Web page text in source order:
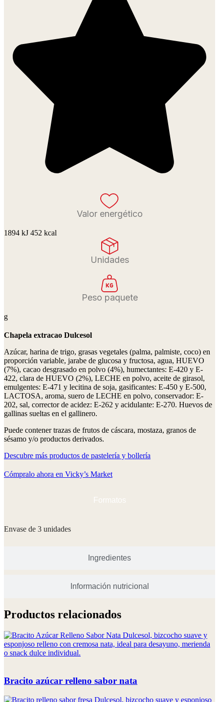
Valor energético
1894 kJ 452 kcal
Unidades
Peso paquete
g
Chapela extracao Dulcesol
Azúcar, harina de trigo, grasas vegetales (palma, palmiste, coco) en
proporción variable, jarabe de glucosa y fructosa, agua, HUEVO
(7%), cacao desgrasado en polvo (4%), humectantes: E-420 y E-
422, clara de HUEVO (2%), LECHE en polvo, aceite de girasol,
emulgentes: E-471 y lecitina de soja, gasificantes: E-450 y E-500,
LACTOSA, aroma, suero de LECHE en polvo, conservador: E-
202, sal, corrector de acidez: E-262 y acidulante: E-270. Huevos de
gallinas sueltas en el gallinero.
Puede contener trazas de frutos de cáscara, mostaza, granos de
sésamo y/o productos derivados.
Descubre más productos de pastelería y bollería
Cómpralo ahora en Vicky’s Market
Formatos
Ingredientes
Información nutricional
Envase de 3 unidades
Productos relacionados
Bracito azúcar relleno sabor nata